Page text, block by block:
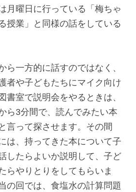
月曜日に行っている「梅ちゃ
授業」と同様の話をしている
ら一方的に話すのではなく、
者や子どもたちにマイク向け
書室で説明会をやるときは、
ら3分間で、読んでみたい本
言って探させます。その間
は、持ってきた本について子
したらよいか説明して、子ど
らやりとりをしてもらいま
の回では、食塩水の計算問題